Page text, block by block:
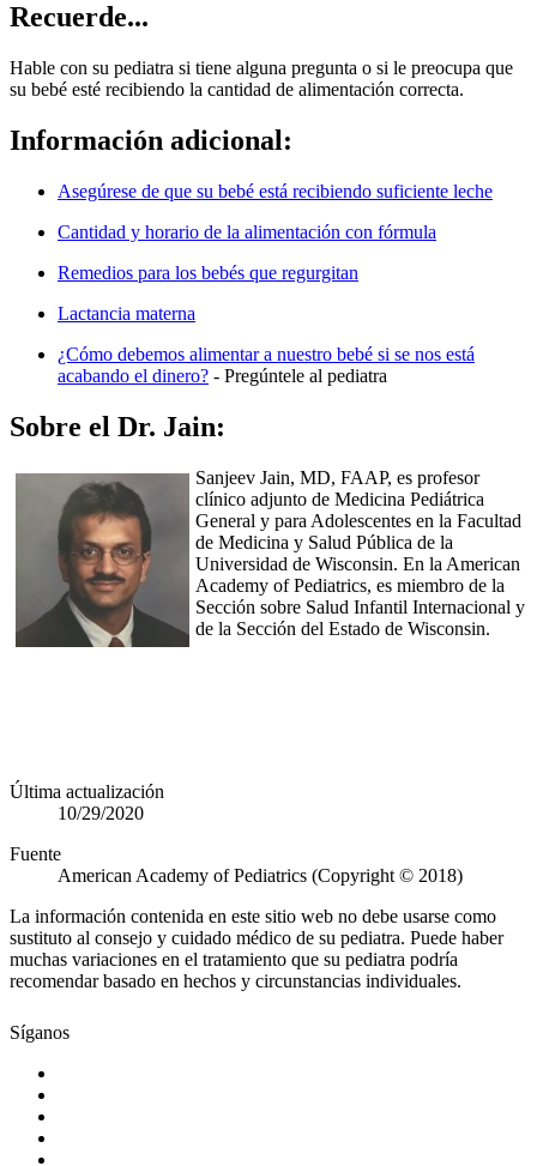
Recuerde...
Hable con su pediatra si tiene alguna pregunta o si le preocupa que
su bebé esté recibiendo la cantidad de alimentación correcta.
Información adicional:
Asegúrese de que su bebé está recibiendo suficiente leche
Cantidad y horario de la alimentación con fórmula
Remedios para los bebés que regurgitan
Lactancia materna
¿Cómo debemos alimentar a nuestro bebé si se nos está
acabando el dinero?​ - Pregúntele al pediatra
Sobre el Dr. Jain:
Sa​njeev Jain, MD, FAAP, es profesor
clínico adjunto de Medicina Pediátrica
General y para Adolescentes en la Facultad
de Medicina y Salud Pública de la
Universidad de Wisconsin. En la American
Academy of Pediatrics, es miembro de la
Sección sobre Salud Infantil Internacional y
de la Sección del Estado de Wisconsin.
Última actualización
10/29/2020
Fuente
American Academy of Pediatrics (Copyright © 2018)
La información contenida en este sitio web no debe usarse como
sustituto al consejo y cuidado médico de su pediatra. Puede haber
muchas variaciones en el tratamiento que su pediatra podría
recomendar basado en hechos y circunstancias individuales.
Síganos